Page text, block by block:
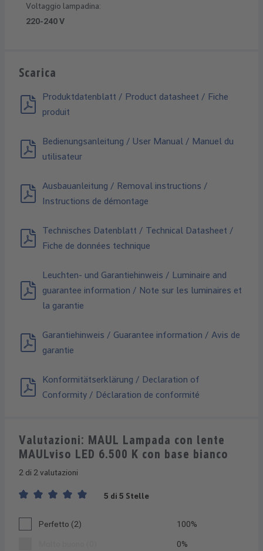
Voltaggio lampadina:
220-240 V
Scarica
Produktdatenblatt / Product datasheet / Fiche
produit
Bedienungsanleitung / User Manual / Manuel du
utilisateur
Ausbauanleitung / Removal instructions /
Instructions de démontage
Technisches Datenblatt / Technical Datasheet /
Fiche de données technique
Leuchten- und Garantiehinweis / Luminaire and
guarantee information / Note sur les luminaires et
la garantie
Garantiehinweis / Guarantee information / Avis de
garantie
Konformitätserklärung / Declaration of
Conformity / Déclaration de conformité
Valutazioni: MAUL Lampada con lente
MAULviso LED 6.500 K con base bianco
2 di 2 valutazioni
5 di 5 Stelle
Perfetto (2) 100%
0%